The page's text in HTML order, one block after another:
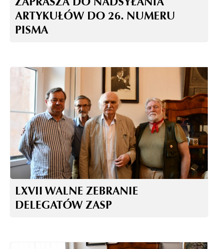
ARTYKUŁÓW DO 26. NUMERU
PISMA
LXVII WALNE ZEBRANIE
DELEGATÓW ZASP